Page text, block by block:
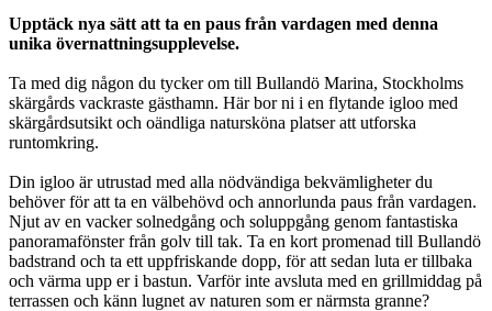
Upptäck nya sätt att ta en paus från vardagen med denna
unika övernattningsupplevelse.
Ta med dig någon du tycker om till Bullandö Marina, Stockholms
skärgårds vackraste gästhamn. Här bor ni i en flytande igloo med
skärgårdsutsikt och oändliga natursköna platser att utforska
runtomkring.
Din igloo är utrustad med alla nödvändiga bekvämligheter du
behöver för att ta en välbehövd och annorlunda paus från vardagen.
Njut av en vacker solnedgång och soluppgång genom fantastiska
panoramafönster från golv till tak. Ta en kort promenad till Bullandö
badstrand och ta ett uppfriskande dopp, för att sedan luta er tillbaka
och värma upp er i bastun. Varför inte avsluta med en grillmiddag på
terrassen och känn lugnet av naturen som er närmsta granne?